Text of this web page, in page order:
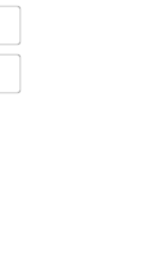
Name*
Email*